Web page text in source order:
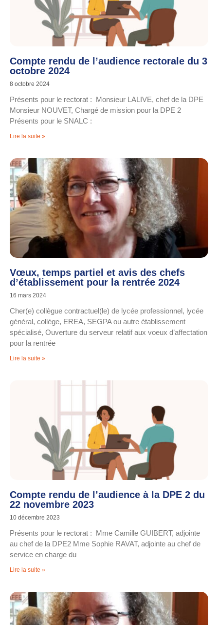
Compte rendu de l’audience rectorale du 3
octobre 2024
8 octobre 2024
Présents pour le rectorat : Monsieur LALIVE, chef de la DPE
Monsieur NOUVET, Chargé de mission pour la DPE 2
Présents pour le SNALC :
Lire la suite »
Vœux, temps partiel et avis des chefs
d’établissement pour la rentrée 2024
16 mars 2024
Cher(e) collègue contractuel(le) de lycée professionnel, lycée
général, collège, EREA, SEGPA ou autre établissement
spécialisé, Ouverture du serveur relatif aux voeux d’affectation
pour la rentrée
Lire la suite »
Compte rendu de l’audience à la DPE 2 du
22 novembre 2023
10 décembre 2023
Présents pour le rectorat : Mme Camille GUIBERT, adjointe
au chef de la DPE2 Mme Sophie RAVAT, adjointe au chef de
service en charge du
Lire la suite »